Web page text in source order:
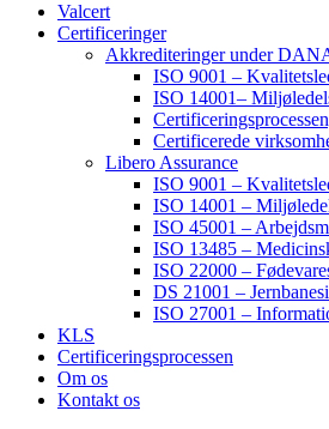
Valcert
Certificeringer
Akkrediteringer under
ISO 9001 –
ISO 14001–
Certificerede
Libero Assurance
ISO 9001 –
ISO 14001 –
ISO 45001 –
ISO 13485 –
ISO 22000 –
DS 21001 –
ISO 27001 –
KLS
Certificeringsprocessen
Om os
Kontakt os